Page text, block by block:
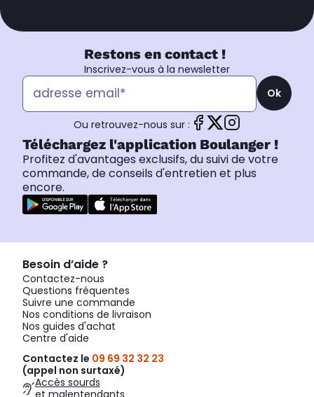
Restons en contact !
Inscrivez-vous à la newsletter
Ok
Ou retrouvez-nous sur :
Téléchargez l'application Boulanger !
Profitez d'avantages exclusifs, du suivi de votre
commande, de conseils d'entretien et plus
encore.
Besoin d’aide ?
Contactez-nous
Questions fréquentes
Suivre une commande
Nos conditions de livraison
Nos guides d'achat
Centre d'aide
Contactez le 09 69 32 32 23
(appel non surtaxé)
Accès sourds